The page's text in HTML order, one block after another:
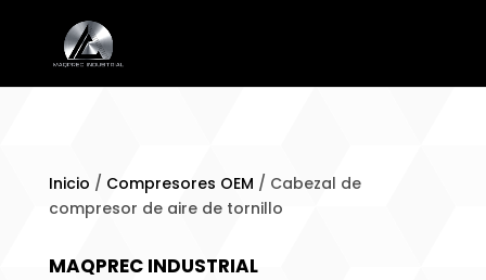
Inicio / Compresores OEM / Cabezal de
compresor de aire de tornillo
MAQPREC INDUSTRIAL